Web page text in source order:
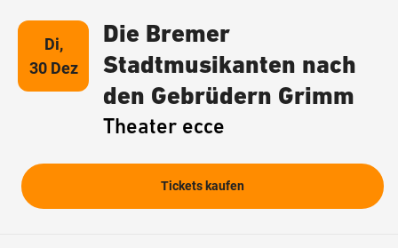
Di,
30 Dez
Die Bremer
Stadtmusikanten nach
den Gebrüdern Grimm
Theater ecce
Tickets kaufen